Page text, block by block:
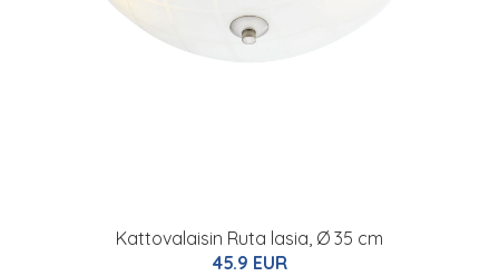
Kattovalaisin Ruta lasia, Ø 35 cm
45.9 EUR